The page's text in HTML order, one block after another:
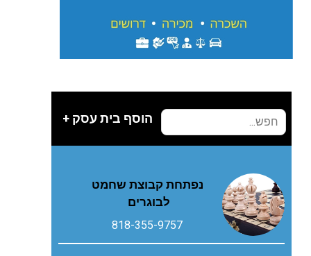
הוסף בית עסק +
נפתחת קבוצת שחמט
לבוגרים
818-355-9757